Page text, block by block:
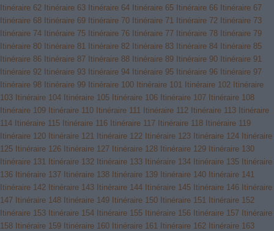
Itinéraire 62 Itinéraire 63 Itinéraire 64 Itinéraire 65 Itinéraire 66 Itinéraire 67
Itinéraire 68 Itinéraire 69 Itinéraire 70 Itinéraire 71 Itinéraire 72 Itinéraire 73
Itinéraire 74 Itinéraire 75 Itinéraire 76 Itinéraire 77 Itinéraire 78 Itinéraire 79
Itinéraire 80 Itinéraire 81 Itinéraire 82 Itinéraire 83 Itinéraire 84 Itinéraire 85
Itinéraire 86 Itinéraire 87 Itinéraire 88 Itinéraire 89 Itinéraire 90 Itinéraire 91
Itinéraire 92 Itinéraire 93 Itinéraire 94 Itinéraire 95 Itinéraire 96 Itinéraire 97
Itinéraire 98 Itinéraire 99 Itinéraire 100 Itinéraire 101 Itinéraire 102 Itinéraire
103 Itinéraire 104 Itinéraire 105 Itinéraire 106 Itinéraire 107 Itinéraire 108
Itinéraire 109 Itinéraire 110 Itinéraire 111 Itinéraire 112 Itinéraire 113 Itinéraire
114 Itinéraire 115 Itinéraire 116 Itinéraire 117 Itinéraire 118 Itinéraire 119
Itinéraire 120 Itinéraire 121 Itinéraire 122 Itinéraire 123 Itinéraire 124 Itinéraire
125 Itinéraire 126 Itinéraire 127 Itinéraire 128 Itinéraire 129 Itinéraire 130
Itinéraire 131 Itinéraire 132 Itinéraire 133 Itinéraire 134 Itinéraire 135 Itinéraire
136 Itinéraire 137 Itinéraire 138 Itinéraire 139 Itinéraire 140 Itinéraire 141
Itinéraire 142 Itinéraire 143 Itinéraire 144 Itinéraire 145 Itinéraire 146 Itinéraire
147 Itinéraire 148 Itinéraire 149 Itinéraire 150 Itinéraire 151 Itinéraire 152
Itinéraire 153 Itinéraire 154 Itinéraire 155 Itinéraire 156 Itinéraire 157 Itinéraire
158 Itinéraire 159 Itinéraire 160 Itinéraire 161 Itinéraire 162 Itinéraire 163